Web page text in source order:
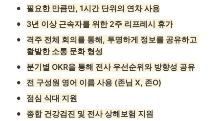
• 필요한 만큼만, 1시간 단위의 연차 사용
• 3년 이상 근속자를 위한 2주 리프레시 휴가
•
격주 전체 회의를 통해, 투명하게 정보를 공유하고
활발한 소통 문화 형성
• 분기별 OKR을 통해 전사 우선순위와 방향성 공유
• 전 구성원 영어 이름 사용 (존님 X, 존O)
• 점심 식대 지원
• 종합 건강검진 및 전사 상해보험 지원